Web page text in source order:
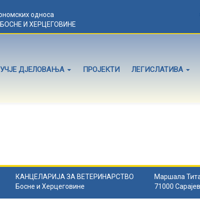
односа
И ХЕРЦЕГОВИНЕ
ДЈЕЛОВАЊА ПРОЈЕКТИ ЛЕГИСЛАТИВА
КАНЦЕЛАРИЈА ЗА ВЕТЕРИНАРСТВО
Босне и Херцеговине
Маршала
71000